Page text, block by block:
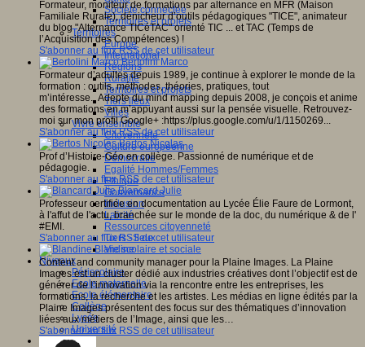
Société connectée
Territoires et projets
Territoires
Europe
International
Régions
Ruralité
Territoires et projets
Tiers lieux
Villes
Vivre ensemble
Citoyenneté
Culture européenne
Démocratie
Egalité Hommes/Femmes
Ethique
Gouvernance
Inclusion
Laïcité
Ressources citoyenneté
Tiers - lieux
Vie scolaire et sociale
Niveaux
Périscolaire
Ecole maternelle
Ecole élémentaire
Collège
Lycée
Université
Les auteurs
Formateur, moniteur de formations par alternance en MFR (Maison
Familiale Rurale), dénicheur d’outils pédagogiques "TICE", animateur
du blog "Alternance TICéTAC" orienté TIC ... et TAC (Temps de
l’Acquisition des Compétences) !
S'abonner au flux RSS de cet utilisateur
Bertolini Marco
Formateur d’adultes depuis 1989, je continue à explorer le monde de la
formation : outils, méthodes, théories, pratiques, tout
m’intéresse. Adepte du mind mapping depuis 2008, je conçois et anime
des formations en m’appuyant aussi sur la pensée visuelle. Retrouvez-
moi sur mon profil Google+ :https://plus.google.com/u/1/1150269...
S'abonner au flux RSS de cet utilisateur
Bertos Nicolas
Prof d’Histoire-Géo en collège. Passionné de numérique et de
pédagogie.
S'abonner au flux RSS de cet utilisateur
Blancard Julie
Professeur certifiée en documentation au Lycée Élie Faure de Lormont,
à l'affut de l'actu, branchée sur le monde de la doc, du numérique & de l'
#EMI.
S'abonner au flux RSS de cet utilisateur
Blandine
Content and community manager pour la Plaine Images. La Plaine
Images est un cluster dédié aux industries créatives dont l’objectif est de
générer de l’innovation via la rencontre entre les entreprises, les
formations, la recherche et les artistes. Les médias en ligne édités par la
Plaine Images présentent des focus sur des thématiques d’innovation
liées aux métiers de l’Image, ainsi que les…
S'abonner au flux RSS de cet utilisateur